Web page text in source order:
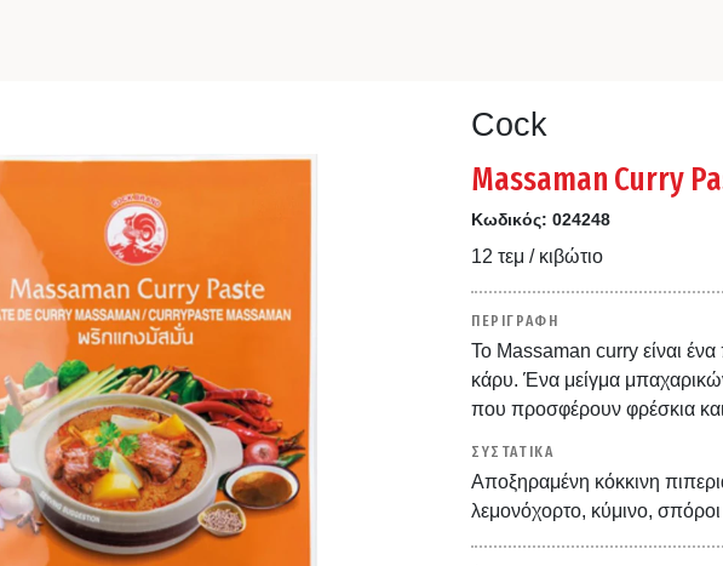
Cock
Massaman Curry
Κωδικός: 024248
12 τεμ / κιβώτιο
ΠΕΡΙΓΡΑΦΗ
Το Massaman curry είναι ένα
κάρυ. Ένα μείγμα
που προσφέρουν φρέσκια
ΣΥΣΤΑΤΙΚΑ
Αποξηραμένη κόκκινη
λεμονόχορτο, κύμινο,